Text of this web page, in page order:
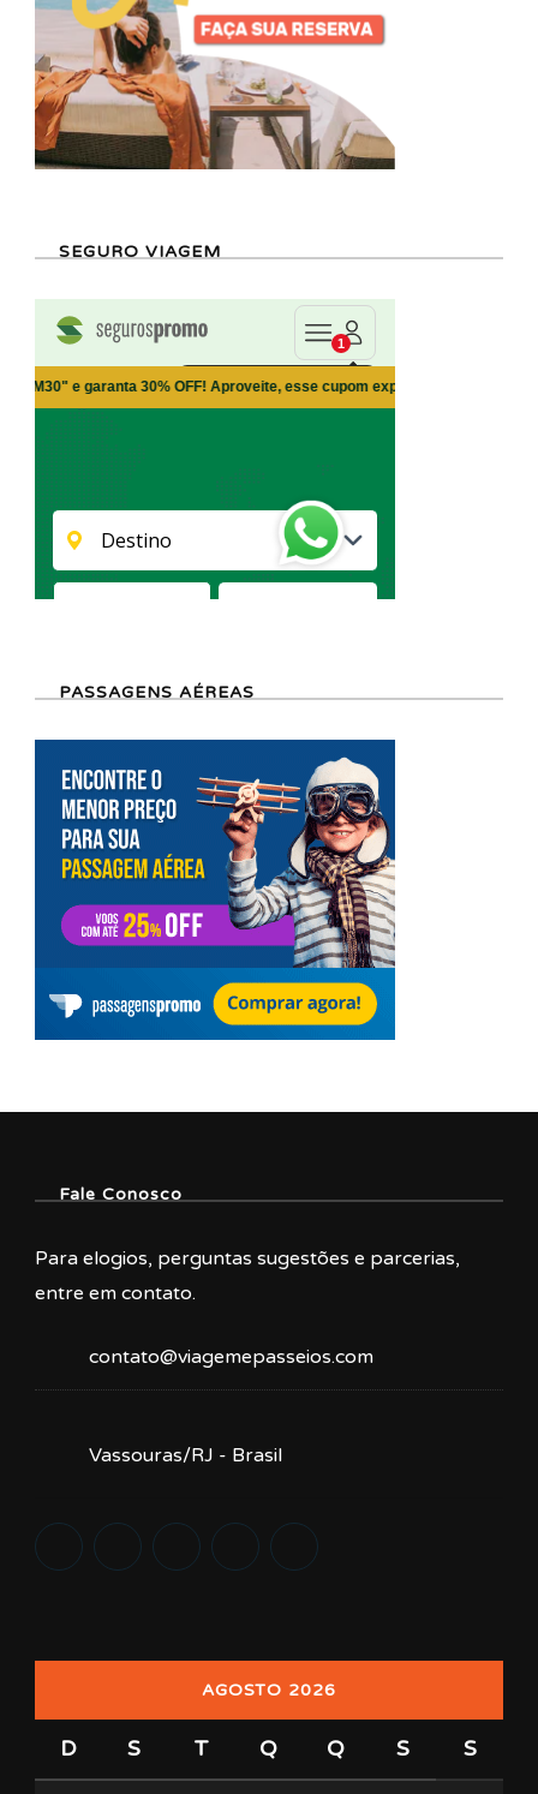
SEGURO VIAGEM
PASSAGENS AÉREAS
Fale Conosco
Para elogios, perguntas sugestões e parcerias,
entre em contato.
contato@viagemepasseios.com
Vassouras/RJ - Brasil
AGOSTO 2026
D S T Q Q S S